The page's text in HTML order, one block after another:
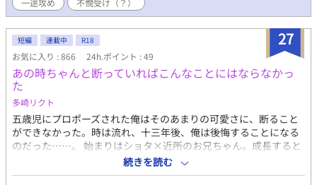
一途攻め
不憫受け（？）
27
短編 連載中 R18
お気に入り : 866 24h.ポイント : 49
あの時ちゃんと断っていればこんなことにはならなかっ
た
多崎リクト
五歳児にプロポーズされた俺はそのあまりの可愛さに、断ること
ができなかった。時は流れ、十三年後、俺は後悔することになる
のだった……。 始まりはショタ×近所のお兄ちゃん。成長すると
年下イケメン高校生攻めになります。 ♡喘ぎとちんこ呼びに挑戦
した話。 ムーンライトノベルズ様とピクシブと自サイトにも掲載
続きを読む